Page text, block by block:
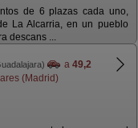
de 6 plazas cada uno,
La Alcarria, en un pueblo
descans ...
a 49,2
(Madrid)